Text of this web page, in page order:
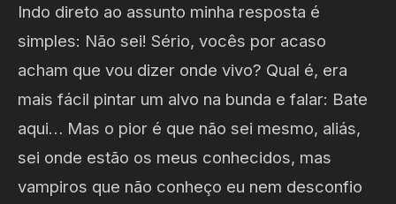
Indo direto ao assunto minha resposta é
simples: Não sei! Sério, vocês por acaso
acham que vou dizer onde vivo? Qual é, era
mais fácil pintar um alvo na bunda e falar: Bate
aqui… Mas o pior é que não sei mesmo, aliás,
sei onde estão os meus conhecidos, mas
vampiros que não conheço eu nem desconfio